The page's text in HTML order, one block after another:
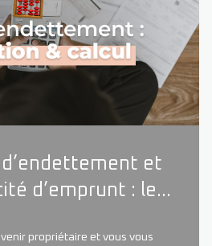
et
d’emprunt : les
propriétaire et vous vous